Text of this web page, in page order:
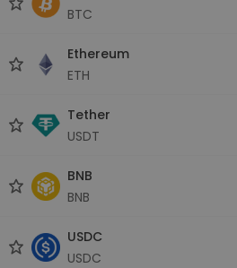
BTC
Ethereum
ETH
Tether
USDT
BNB
BNB
USDC
USDC